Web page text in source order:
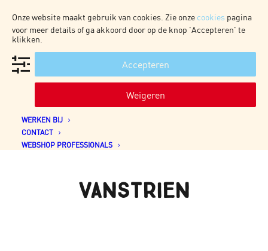
WEBSHOP CONSUMENTEN
HOME
ONZE PRODUCTEN
WERKEN BIJ
CONTACT
WEBSHOP PROFESSIONALS
vanstrien
Onze website maakt gebruik van cookies. Zie onze cookies pagina
voor meer details of ga akkoord door op de knop 'Accepteren' te
klikken.
Accepteren
Weigeren